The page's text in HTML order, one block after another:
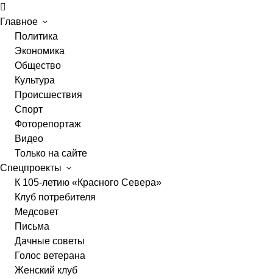
Главное
Политика
Экономика
Общество
Культура
Происшествия
Спорт
Фоторепортаж
Видео
Только на сайте
Спецпроекты
К 105-летию «Красного Севера»
Клуб потребителя
Медсовет
Письма
Дачные советы
Голос ветерана
Женский клуб